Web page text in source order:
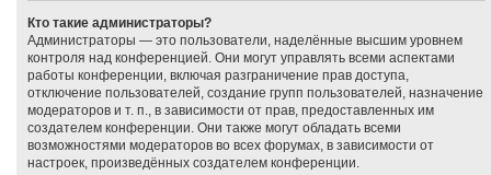
Кто такие администраторы?
Администраторы — это пользователи, наделённые высшим уровнем
контроля над конференцией. Они могут управлять всеми аспектами
работы конференции, включая разграничение прав доступа,
отключение пользователей, создание групп пользователей, назначение
модераторов и т. п., в зависимости от прав, предоставленных им
создателем конференции. Они также могут обладать всеми
возможностями модераторов во всех форумах, в зависимости от
настроек, произведённых создателем конференции.